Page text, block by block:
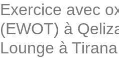
Exercice avec
(EWOT) à
Lounge à Tirana